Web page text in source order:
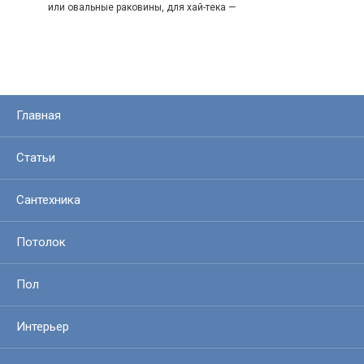
или овальные раковины, для хай-тека —
Главная
Статьи
Сантехника
Потолок
Пол
Интерьер